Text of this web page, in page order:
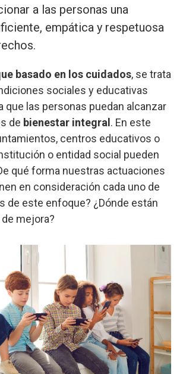
a las personas una
empática y respetuosa
basado en los cuidados, se trata
sociales y educativas
que las personas puedan alcanzar
de bienestar integral . En este
centros educativos o
o entidad social pueden
qué forma nuestras actuaciones
en consideración cada uno de
de este enfoque? ¿Dónde están
mejora?